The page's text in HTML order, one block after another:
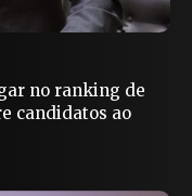
no ranking de
candidatos ao